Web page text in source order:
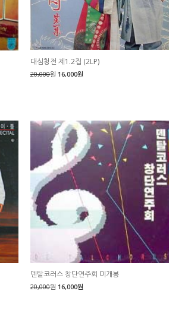
대심청전 제1.2집 (2LP)
20,000원 16,000원
덴탈코러스 창단연주회 미개봉
20,000원 16,000원